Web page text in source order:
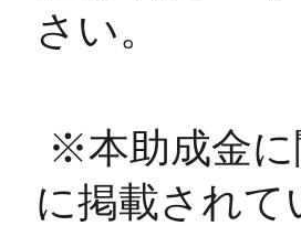
さい。
※本助成金に
に掲載されて